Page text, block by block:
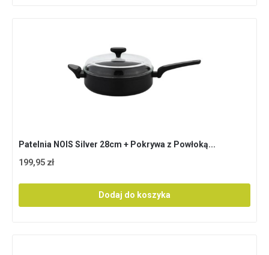
Patelnia NOIS Silver 28cm + Pokrywa z Powłoką...
199,95 zł
Dodaj do koszyka